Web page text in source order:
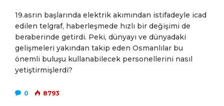
19.asrın başlarında elektrik akımından istifadeyle icad
edilen telgraf, haberleşmede hızlı bir değişimi de
beraberinde getirdi. Peki, dünyayı ve dünyadaki
gelişmeleri yakından takip eden Osmanlılar bu
önemli buluşu kullanabilecek personellerini nasıl
yetiştirmişlerdi?
0 8793